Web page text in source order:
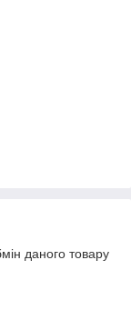
даного товару